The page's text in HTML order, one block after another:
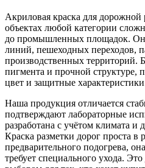
Акриловая краска для дорожной
объектах любой категории
до промышленных площадок.
линий, пешеходных переходов,
производственных территорий.
пигмента и прочной структуре,
цвет и защитные
Наша продукция отличается
подтверждают лабораторные
разработана с учётом климата
Краска разметки дорог проста в
предварительного подогрева,
требует специального ухода.